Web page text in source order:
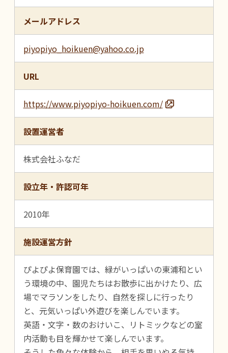
メールアドレス
piyopiyo_hoikuen@yahoo.co.jp
URL
https://www.piyopiyo-hoikuen.com/
設置運営者
株式会社ふなだ
設立年・許認可年
2010年
施設運営方針
ぴよぴよ保育園では、緑がいっぱいの東浦和とい
う環境の中、園児たちはお散歩に出かけたり、広
場でマラソンをしたり、自然を探しに行ったり
と、元気いっぱい外遊びを楽しんでいます。
英語・文字・数のおけいこ、リトミックなどの室
内活動も目を輝かせて楽しんでいます。